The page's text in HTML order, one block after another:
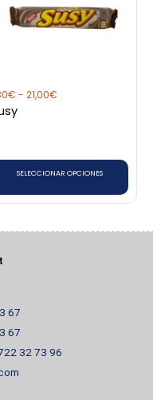
€ - 21,00€
hasta
21,00€
SELECCIONAR OPCIONES
67
67
32 73 96